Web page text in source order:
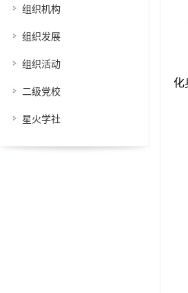
组织机构
组织发展
组织活动
二级党校
星火学社
化